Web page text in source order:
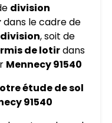
division
dans le cadre de
, soit de
de lotirdans
Mennecy 91540
étude de sol
91540